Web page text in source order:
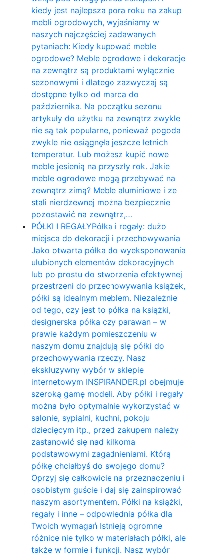
kiedy jest najlepsza pora roku na zakup
mebli ogrodowych, wyjaśniamy w
naszych najczęściej zadawanych
pytaniach: Kiedy kupować meble
ogrodowe? Meble ogrodowe i dekoracje
na zewnątrz są produktami wyłącznie
sezonowymi i dlatego zazwyczaj są
dostępne tylko od marca do
października. Na początku sezonu
artykuły do ​​użytku na zewnątrz zwykle
nie są tak popularne, ponieważ pogoda
zwykle nie osiągnęła jeszcze letnich
temperatur. Lub możesz kupić nowe
meble jesienią na przyszły rok. Jakie
meble ogrodowe mogą przebywać na
zewnątrz zimą? Meble aluminiowe i ze
stali nierdzewnej można bezpiecznie
pozostawić na zewnątrz,…
PÓŁKI I REGAŁYPółka i regały: dużo
miejsca do dekoracji i przechowywania
Jako otwarta półka do wyeksponowania
ulubionych elementów dekoracyjnych
lub po prostu do stworzenia efektywnej
przestrzeni do przechowywania książek,
półki są idealnym meblem. Niezależnie
od tego, czy jest to półka na książki,
designerska półka czy parawan – w
prawie każdym pomieszczeniu w
naszym domu znajdują się półki do
przechowywania rzeczy. Nasz
ekskluzywny wybór w sklepie
internetowym INSPIRANDER.pl obejmuje
szeroką gamę modeli. Aby półki i regały
można było optymalnie wykorzystać w
salonie, sypialni, kuchni, pokoju
dziecięcym itp., przed zakupem należy
zastanowić się nad kilkoma
podstawowymi zagadnieniami. Którą
półkę chciałbyś do swojego domu?
Oprzyj się całkowicie na przeznaczeniu i
osobistym guście i daj się zainspirować
naszym asortymentem. Półki na książki,
regały i inne – odpowiednia półka dla
Twoich wymagań Istnieją ogromne
różnice nie tylko w materiałach półki, ale
także w formie i funkcji. Nasz wybór